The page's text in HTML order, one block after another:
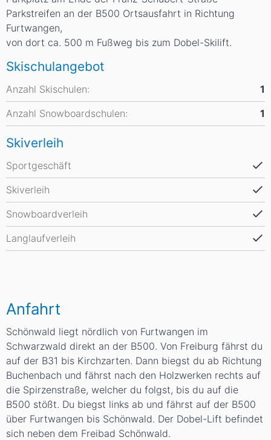
Parkstreifen an der B500 Ortsausfahrt in Richtung
Furtwangen,
von dort ca. 500 m Fußweg bis zum Dobel-Skilift.
Skischulangebot
Anzahl Skischulen:
1
Anzahl Snowboardschulen:
1
Skiverleih
Sportgeschäft
Skiverleih
Snowboardverleih
Langlaufverleih
Anfahrt
Schönwald liegt nördlich von Furtwangen im
Schwarzwald direkt an der B500. Von Freiburg fährst du
auf der B31 bis Kirchzarten. Dann biegst du ab Richtung
Buchenbach und fährst nach den Holzwerken rechts auf
die Spirzenstraße, welcher du folgst, bis du auf die
B500 stößt. Du biegst links ab und fährst auf der B500
über Furtwangen bis Schönwald. Der Dobel-Lift befindet
sich neben dem Freibad Schönwald.